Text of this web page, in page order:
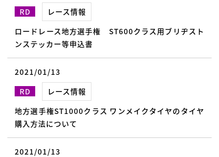
RD
レース情報
ロードレース地方選手権 ST600クラス用ブリヂスト
ンステッカー等申込書
2021/01/13
RD
レース情報
地方選手権ST1000クラス ワンメイクタイヤのタイヤ
購入方法について
2021/01/13